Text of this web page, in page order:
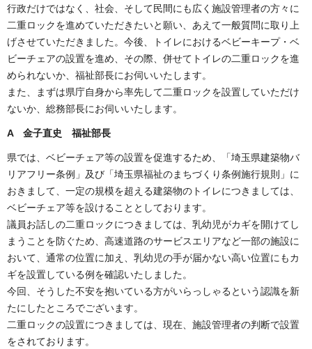
行政だけではなく、社会、そして民間にも広く施設管理者の方々に
二重ロックを進めていただきたいと願い、あえて一般質問に取り上
げさせていただきました。今後、トイレにおけるベビーキープ・ベ
ビーチェアの設置を進め、その際、併せてトイレの二重ロックを進
められないか、福祉部長にお伺いいたします。
また、まずは県庁自身から率先して二重ロックを設置していただけ
ないか、総務部長にお伺いいたします。
A 金子直史 福祉部長
県では、ベビーチェア等の設置を促進するため、「埼玉県建築物バ
リアフリー条例」及び「埼玉県福祉のまちづくり条例施行規則」に
おきまして、一定の規模を超える建築物のトイレにつきましては、
ベビーチェア等を設けることとしております。
議員お話しの二重ロックにつきましては、乳幼児がカギを開けてし
まうことを防ぐため、高速道路のサービスエリアなど一部の施設に
おいて、通常の位置に加え、乳幼児の手が届かない高い位置にもカ
ギを設置している例を確認いたしました。
今回、そうした不安を抱いている方がいらっしゃるという認識を新
たにしたところでございます。
二重ロックの設置につきましては、現在、施設管理者の判断で設置
をされております。